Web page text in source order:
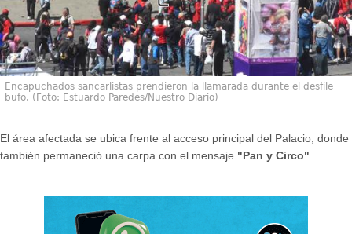
Encapuchados sancarlistas prendieron la llamarada durante el desfile
bufo. (Foto: Estuardo Paredes/Nuestro Diario)
El área afectada se ubica frente al acceso principal del Palacio, donde
también permaneció una carpa con el mensaje "Pan y Circo"